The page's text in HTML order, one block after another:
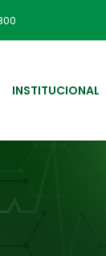
INSTITUCIONAL